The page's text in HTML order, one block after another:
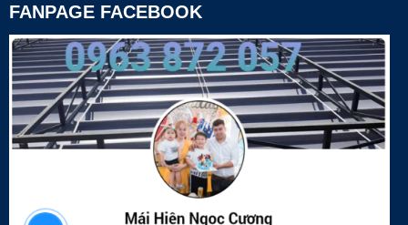
FANPAGE FACEBOOK